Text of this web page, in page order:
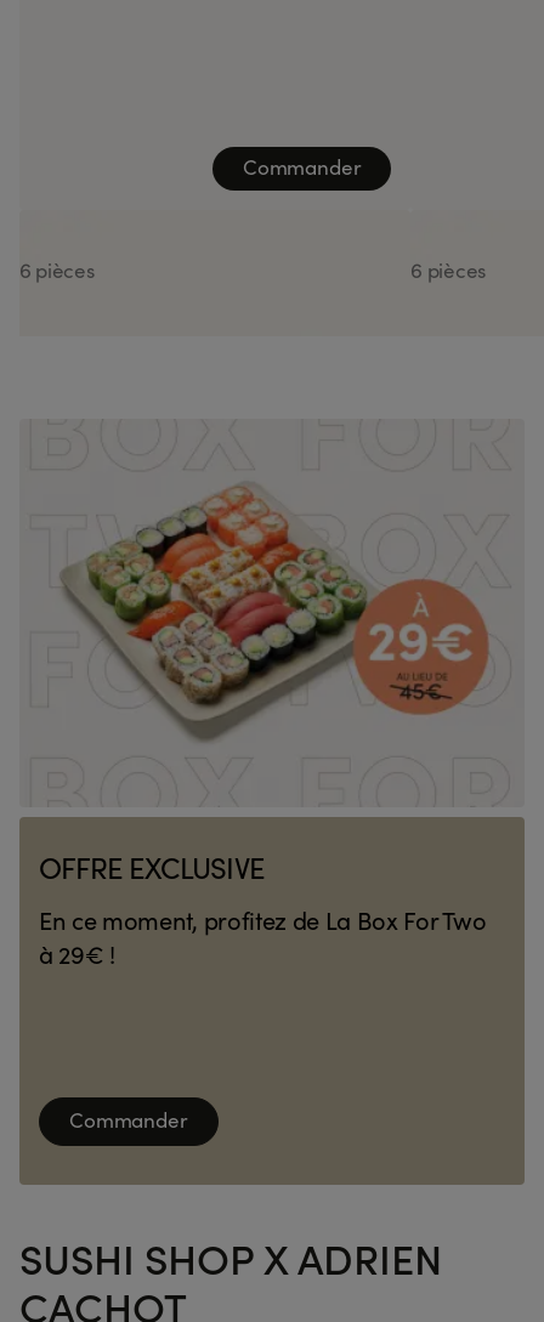
Commander
6 pièces
6 pièces
OFFRE EXCLUSIVE
En ce moment, profitez de La Box For Two
à 29€ !
Commander
SUSHI SHOP X ADRIEN
CACHOT
Plongez dans l'univers du chef étoilé